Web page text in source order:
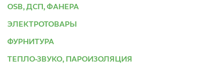
OSB, ДСП, ФАНЕРА
ЭЛЕКТРОТОВАРЫ
ФУРНИТУРА
ТЕПЛО-ЗВУКО, ПАРОИЗОЛЯЦИЯ